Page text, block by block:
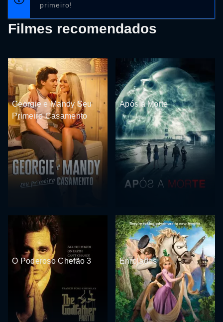
primeiro!
Filmes recomendados
Georgie e Mandy Seu
Primeiro Casamento
Após a Morte
O Poderoso Chefão 3 Enrolados